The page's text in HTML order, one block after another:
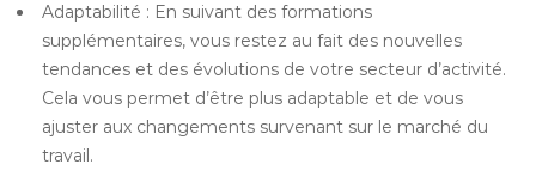
Adaptabilité : En suivant des formations
supplémentaires, vous restez au fait des nouvelles
tendances et des évolutions de votre secteur d’activité.
Cela vous permet d’être plus adaptable et de vous
ajuster aux changements survenant sur le marché du
travail.